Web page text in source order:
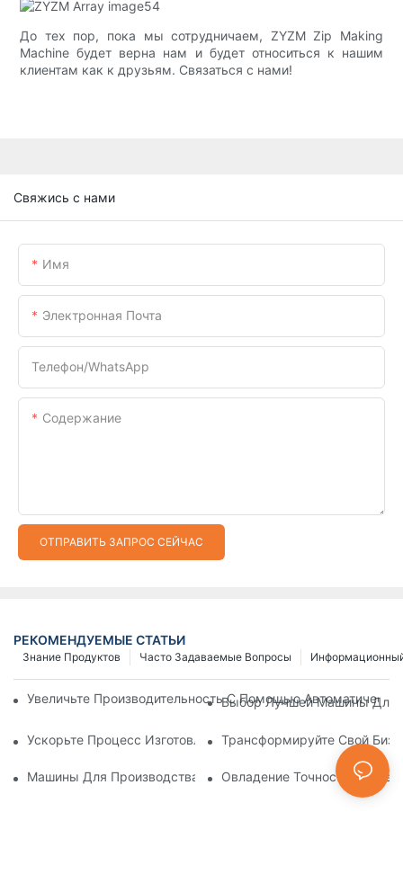
До тех пор, пока мы сотрудничаем, ZYZM Zip Making
Machine будет верна нам и будет относиться к нашим
клиентам как к друзьям. Связаться с нами!
Свяжись с нами
Имя
Электронная Почта
Телефон/WhatsApp
Содержание
ОТПРАВИТЬ ЗАПРОС СЕЙЧАС
РЕКОМЕНДУЕМЫЕ СТАТЬИ
Часто Задаваемые Вопросы
Знание Продуктов
Увеличьте Производительность С ПомощьюВыбор Лучшей Машины Для
Ускорьте Процесс Изготовления Застежек-Молний С
Трансформируйте Свой
Машины Для Производства Пластиковых Молний:
Овладение Точностью: